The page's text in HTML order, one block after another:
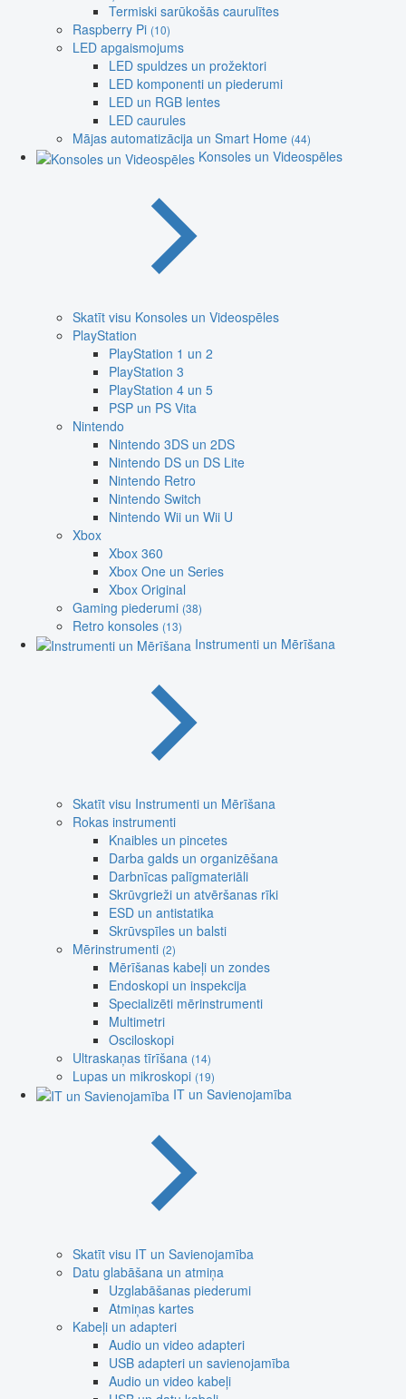
Termiski sarūkošās caurulītes
Raspberry Pi (10)
LED apgaismojums
LED spuldzes un prožektori
LED komponenti un piederumi
LED un RGB lentes
LED caurules
Mājas automatizācija un Smart Home (44)
Konsoles un Videospēles
Skatīt visu Konsoles un Videospēles
PlayStation
PlayStation 1 un 2
PlayStation 3
PlayStation 4 un 5
PSP un PS Vita
Nintendo
Nintendo 3DS un 2DS
Nintendo DS un DS Lite
Nintendo Retro
Nintendo Switch
Nintendo Wii un Wii U
Xbox
Xbox 360
Xbox One un Series
Xbox Original
Gaming piederumi (38)
Retro konsoles (13)
Instrumenti un Mērīšana
Skatīt visu Instrumenti un Mērīšana
Rokas instrumenti
Knaibles un pincetes
Darba galds un organizēšana
Darbnīcas palīgmateriāli
Skrūvgrieži un atvēršanas rīki
ESD un antistatika
Skrūvspīles un balsti
Mērinstrumenti (2)
Mērīšanas kabeļi un zondes
Endoskopi un inspekcija
Specializēti mērinstrumenti
Multimetri
Osciloskopi
Ultraskaņas tīrīšana (14)
Lupas un mikroskopi (19)
IT un Savienojamība
Skatīt visu IT un Savienojamība
Datu glabāšana un atmiņa
Uzglabāšanas piederumi
Atmiņas kartes
Kabeļi un adapteri
Audio un video adapteri
USB adapteri un savienojamība
Audio un video kabeļi